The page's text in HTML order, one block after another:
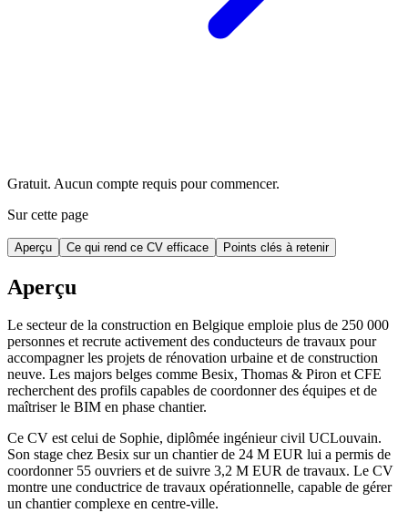
Gratuit. Aucun compte requis pour commencer.
Sur cette page
Aperçu Ce qui rend ce CV efficace Points clés à retenir
Aperçu
Le secteur de la construction en Belgique emploie plus de 250 000
personnes et recrute activement des conducteurs de travaux pour
accompagner les projets de rénovation urbaine et de construction
neuve. Les majors belges comme Besix, Thomas & Piron et CFE
recherchent des profils capables de coordonner des équipes et de
maîtriser le BIM en phase chantier.
Ce CV est celui de Sophie, diplômée ingénieur civil UCLouvain.
Son stage chez Besix sur un chantier de 24 M EUR lui a permis de
coordonner 55 ouvriers et de suivre 3,2 M EUR de travaux. Le CV
montre une conductrice de travaux opérationnelle, capable de gérer
un chantier complexe en centre-ville.